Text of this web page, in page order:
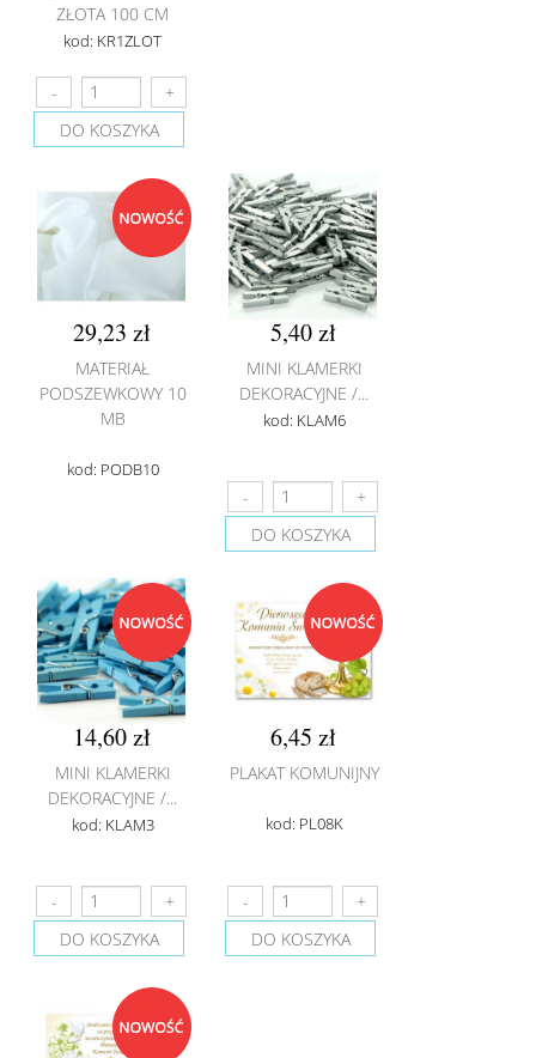
ZŁOTA 100 CM
kod: KR1ZLOT
DO KOSZYKA
29,23 zł
MATERIAŁ
PODSZEWKOWY 10
MB
kod: PODB10
5,40 zł
MINI KLAMERKI
DEKORACYJNE /...
kod: KLAM6
DO KOSZYKA
14,60 zł
MINI KLAMERKI
DEKORACYJNE /...
kod: KLAM3
DO KOSZYKA
6,45 zł
PLAKAT KOMUNIJNY
kod: PL08K
DO KOSZYKA